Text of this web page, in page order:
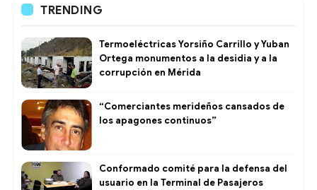
TRENDING
Termoeléctricas Yorsiño Carrillo y Yuban
Ortega monumentos a la desidia y a la
corrupción en Mérida
“Comerciantes merideños cansados de
los apagones continuos”
Conformado comité para la defensa del
usuario en la Terminal de Pasajeros